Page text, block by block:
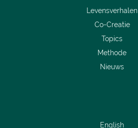
Levensverhalen
Co-Creatie
Topics
Methode
Nieuws
English